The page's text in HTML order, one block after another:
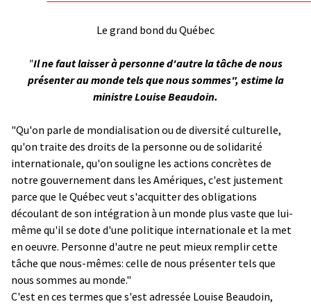
Le grand bond du Québec
"Il ne faut laisser à personne d'autre la tâche de nous
présenter au monde tels que nous sommes", estime la
ministre Louise Beaudoin.
"Qu'on parle de mondialisation ou de diversité culturelle,
qu'on traite des droits de la personne ou de solidarité
internationale, qu'on souligne les actions concrètes de
notre gouvernement dans les Amériques, c'est justement
parce que le Québec veut s'acquitter des obligations
découlant de son intégration à un monde plus vaste que lui-
même qu'il se dote d'une politique internationale et la met
en oeuvre. Personne d'autre ne peut mieux remplir cette
tâche que nous-mêmes: celle de nous présenter tels que
nous sommes au monde."
C'est en ces termes que s'est adressée Louise Beaudoin,